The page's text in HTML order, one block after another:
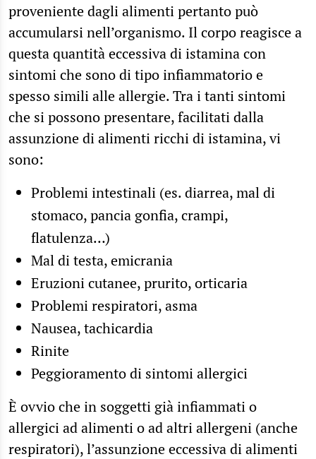
proveniente dagli alimenti pertanto può
accumularsi nell’organismo. Il corpo reagisce a
questa quantità eccessiva di istamina con
sintomi che sono di tipo infiammatorio e
spesso simili alle allergie. Tra i tanti sintomi
che si possono presentare, facilitati dalla
assunzione di alimenti ricchi di istamina, vi
sono:
Problemi intestinali (es. diarrea, mal di
stomaco, pancia gonfia, crampi,
flatulenza…)
Mal di testa, emicrania
Eruzioni cutanee, prurito, orticaria
Problemi respiratori, asma
Nausea, tachicardia
Rinite
Peggioramento di sintomi allergici
È ovvio che in soggetti già infiammati o
allergici ad alimenti o ad altri allergeni (anche
respiratori), l’assunzione eccessiva di alimenti